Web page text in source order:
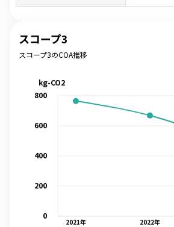
スコープ3
スコープ3のCOA推移
2021年 2022年
0
200
400
600
800
kg-CO2